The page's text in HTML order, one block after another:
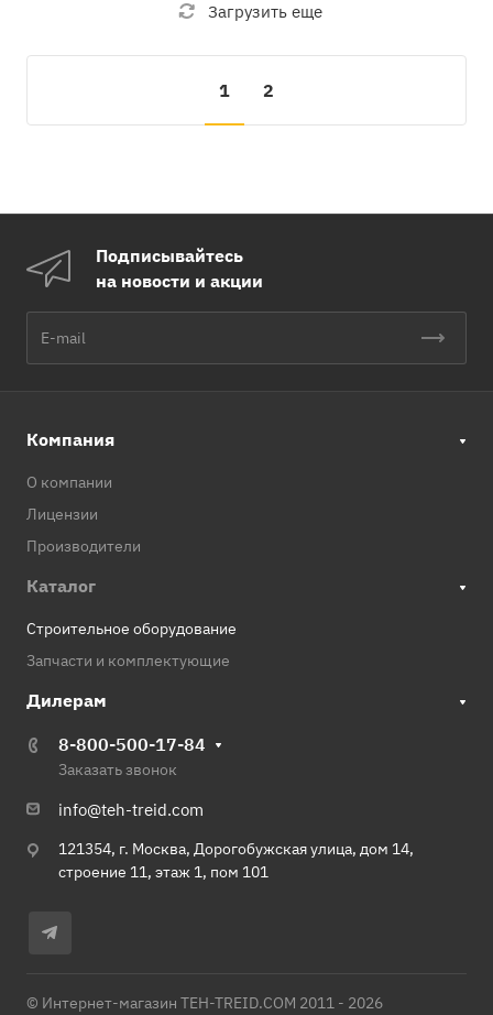
Загрузить еще
1 2
Подписывайтесь
на новости и акции
Компания
О компании
Лицензии
Производители
Каталог
Строительное оборудование
Запчасти и комплектующие
Дилерам
8-800-500-17-84
Заказать звонок
info@teh-treid.com
121354, г. Москва, Дорогобужская улица, дом 14,
строение 11, этаж 1, пом 101
© Интернет-магазин TEH-TREID.COM 2011 - 2026